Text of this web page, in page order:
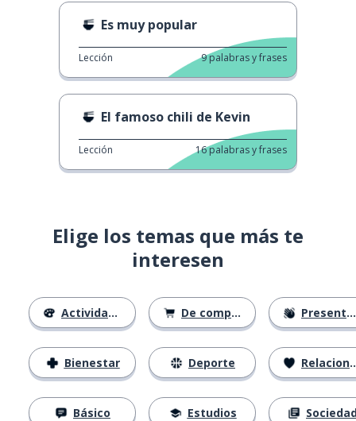
Es muy popular
Lección 9palabras y frases
El famoso chili de Kevin
Lección 16palabras y frases
Elige los temas que más te
interesen
Actividades
Bienestar
Básico
De compras
Deporte
Estudios
Presentación
Relaciones